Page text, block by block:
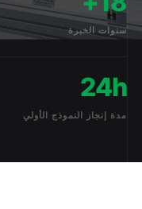
سنوات الخبرة
24h
مدة إنجاز النموذج الأولي